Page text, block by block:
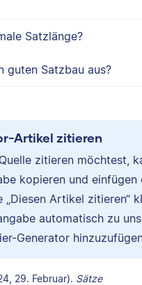
Satzlänge?
guten Satzbau aus?
Artikel zitieren
zitieren möchtest,
kopieren und einfügen
Artikel zitieren“
automatisch zu
Generator
29. Februar). Sätze